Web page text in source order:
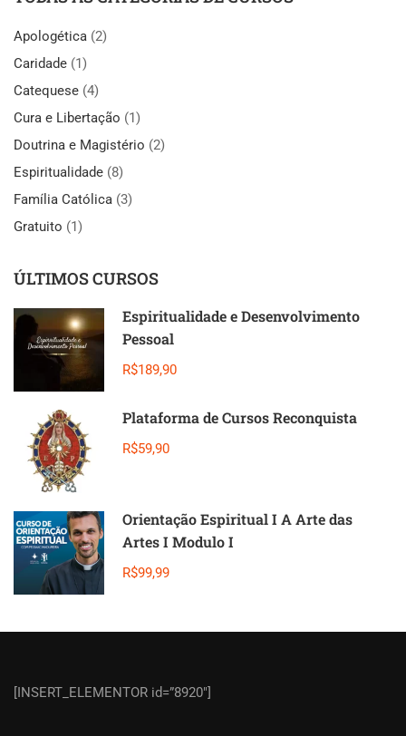
Apologética (2)
Caridade (1)
Catequese (4)
Cura e Libertação (1)
Doutrina e Magistério (2)
Espiritualidade (8)
Família Católica (3)
Gratuito (1)
ÚLTIMOS CURSOS
Espiritualidade e Desenvolvimento
Pessoal
R$189,90
Plataforma de Cursos Reconquista
R$59,90
Orientação Espiritual I A Arte das
Artes I Modulo I
R$99,99
[INSERT_ELEMENTOR id=”8920″]